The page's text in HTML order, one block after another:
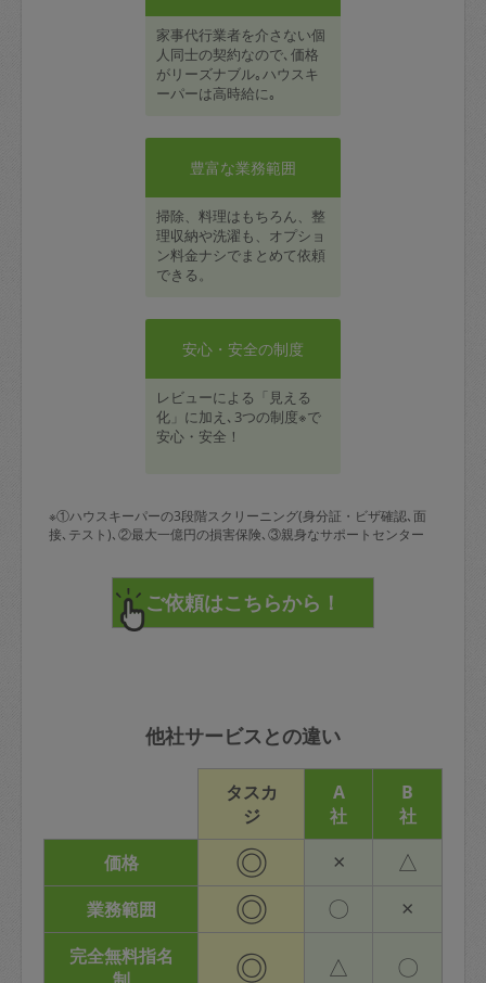
家事代行業者を介さない個
人同士の契約なので､価格
がリーズナブル｡ハウスキ
ーパーは高時給に｡
豊富な業務範囲
掃除、料理はもちろん、整
理収納や洗濯も、オプショ
ン料金ナシでまとめて依頼
できる。
安心・安全の制度
レビューによる「見える
化」に加え､3つの制度※で
安心・安全！
※①ハウスキーパーの3段階スクリーニング(身分証・ビザ確認､面
接､テスト)､②最大一億円の損害保険､③親身なサポートセンター
他社サービスとの違い
タスカ
ジ
A
社
B
社
価格
◎ × △
業務範囲 ◎ 〇 ×
完全無料指名
◎ △ 〇